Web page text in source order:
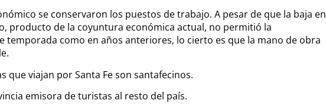
se conservaron los puestos de trabajo. A pesar de que la baja en
producto de la coyuntura económica actual, no permitió la
temporada como en años anteriores, lo cierto es que la mano de obra
que viajan por Santa Fe son santafecinos.
emisora de turistas al resto del país.